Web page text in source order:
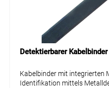
Detektierbarer Kabelbinder
Kabelbinder mit integrierten
Identifikation mittels